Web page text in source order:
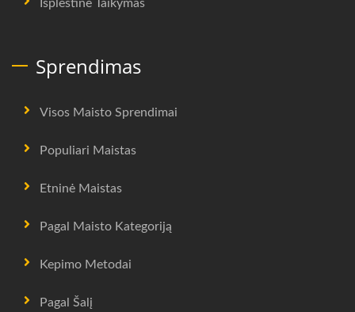
Išplėstinė Taikymas
Sprendimas
Visos Maisto Sprendimai
Populiari Maistas
Etninė Maistas
Pagal Maisto Kategoriją
Kepimo Metodai
Pagal Šalį